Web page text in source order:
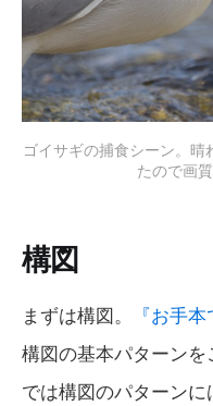
ゴイサギの捕食シーン。
たので画
構図
まずは構図。 『お手
構図の基本パターン
では構図のパターンに